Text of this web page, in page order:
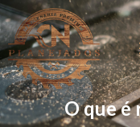
O que é